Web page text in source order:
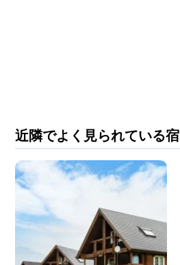
近隣でよく見られている宿